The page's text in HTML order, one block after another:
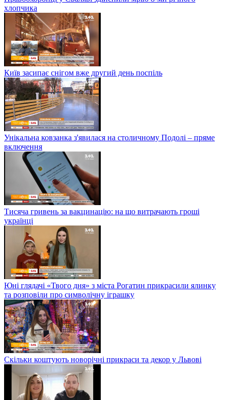
хлопчика
Київ засипає снігом вже другий день поспіль
Унікальна ковзанка з'явилася на столичному Подолі – пряме
включення
Тисяча гривень за вакцинацію: на що витрачають гроші
українці
Юні глядачі «Твого дня» з міста Рогатин прикрасили ялинку
та розповіли про символічну іграшку
Скільки коштують новорічні прикраси та декор у Львові